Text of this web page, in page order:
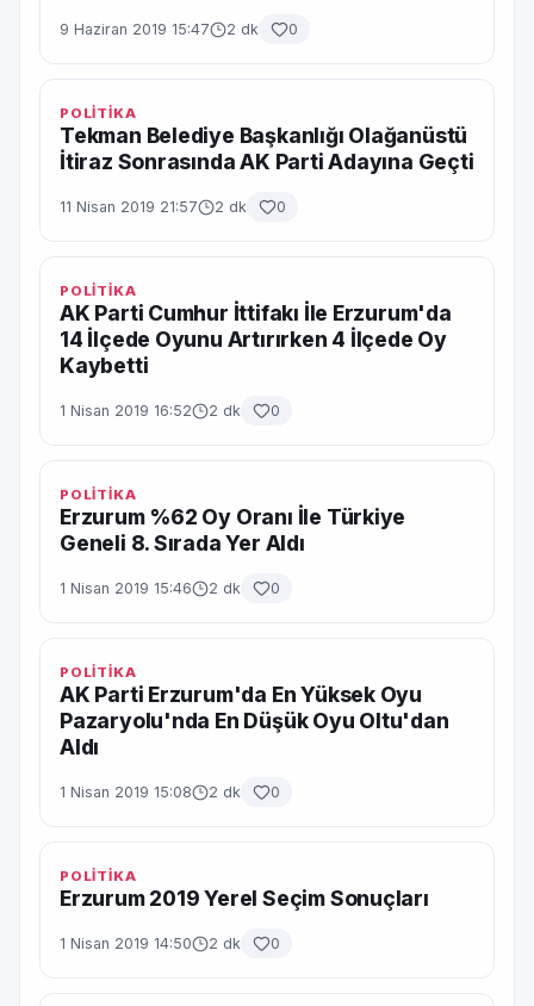
9 Haziran 2019 15:47 2 dk 0
POLİTİKA
Tekman Belediye Başkanlığı Olağanüstü
İtiraz Sonrasında AK Parti Adayına Geçti
11 Nisan 2019 21:57 2 dk 0
POLİTİKA
AK Parti Cumhur İttifakı İle Erzurum'da
14 İlçede Oyunu Artırırken 4 İlçede Oy
Kaybetti
1 Nisan 2019 16:52 2 dk 0
POLİTİKA
Erzurum %62 Oy Oranı İle Türkiye
Geneli 8. Sırada Yer Aldı
1 Nisan 2019 15:46 2 dk 0
POLİTİKA
AK Parti Erzurum'da En Yüksek Oyu
Pazaryolu'nda En Düşük Oyu Oltu'dan
Aldı
1 Nisan 2019 15:08 2 dk 0
POLİTİKA
Erzurum 2019 Yerel Seçim Sonuçları
1 Nisan 2019 14:50 2 dk 0